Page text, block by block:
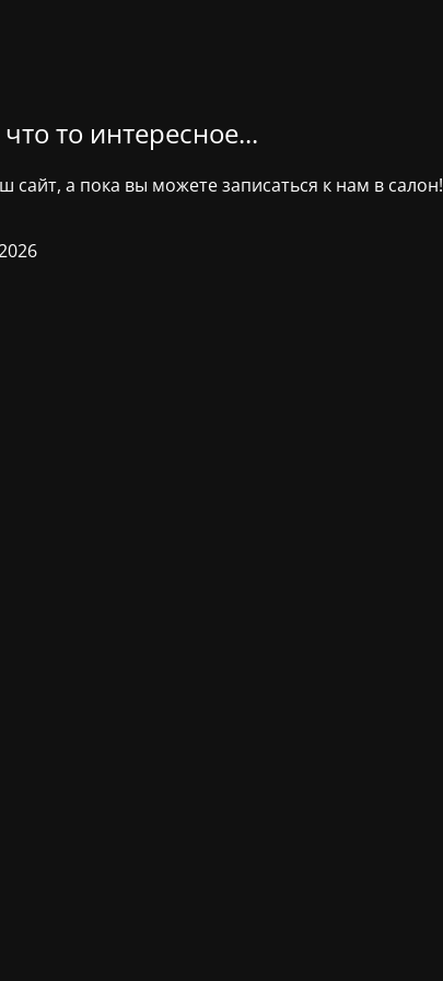
то интересное...
а пока вы можете записаться к нам в салон!